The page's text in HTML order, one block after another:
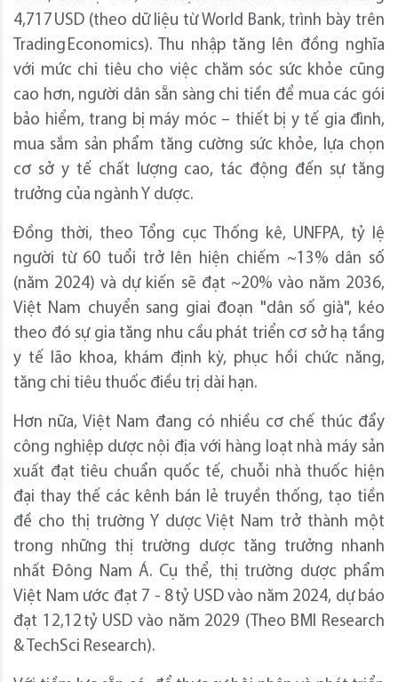
4,717 USD (theo dữ liệu từ World Bank, trình bày trên
Trading Economics). Thu nhập tăng lên đồng nghĩa
với mức chi tiêu cho việc chăm sóc sức khỏe cũng
cao hơn, người dân sẵn sàng chi tiền để mua các gói
bảo hiểm, trang bị máy móc – thiết bị y tế gia đình,
mua sắm sản phẩm tăng cường sức khỏe, lựa chọn
cơ sở y tế chất lượng cao, tác động đến sự tăng
trưởng của ngành Y dược.
Đồng thời, theo Tổng cục Thống kê, UNFPA, tỷ lệ
người từ 60 tuổi trở lên hiện chiếm ~13% dân số
(năm 2024) và dự kiến sẽ đạt ~20% vào năm 2036,
Việt Nam chuyển sang giai đoạn "dân số già", kéo
theo đó sự gia tăng nhu cầu phát triển cơ sở hạ tầng
y tế lão khoa, khám định kỳ, phục hồi chức năng,
tăng chi tiêu thuốc điều trị dài hạn.
Hơn nữa, Việt Nam đang có nhiều cơ chế thúc đẩy
công nghiệp dược nội địa với hàng loạt nhà máy sản
xuất đạt tiêu chuẩn quốc tế, chuỗi nhà thuốc hiện
đại thay thế các kênh bán lẻ truyền thống, tạo tiền
đề cho thị trường Y dược Việt Nam trở thành một
trong những thị trường dược tăng trưởng nhanh
nhất Đông Nam Á. Cụ thể, thị trường dược phẩm
Việt Nam ước đạt 7 - 8 tỷ USD vào năm 2024, dự báo
đạt 12,12 tỷ USD vào năm 2029 (Theo BMI Research
& TechSci Research).